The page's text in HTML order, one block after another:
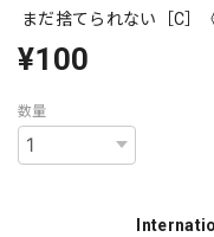
まだ捨てられない［C］
¥100
数量